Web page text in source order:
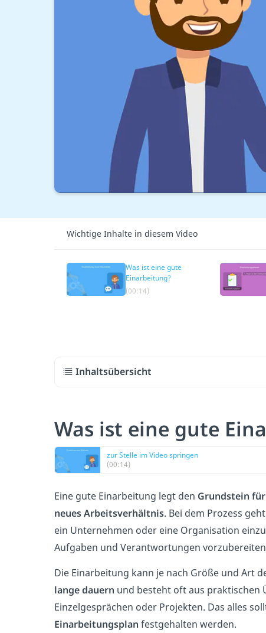
Wichtige Inhalte in diesem Video
Was ist eine gute
Einarbeitung?
(00:14)
Inhaltsübersicht
Was ist eine gute
zur Stelle im Video springen
(00:14)
Eine gute Einarbeitung legt den Grundstein
neues Arbeitsverhältnis. Bei dem Prozess
ein Unternehmen oder eine Organisation
Aufgaben und Verantwortungen
Die Einarbeitung kann je nach Größe und Art
lange dauern und besteht oftaus praktischen
Einzelgesprächen oder Projekten. Das alles
Einarbeitungsplan festgehalten werden.